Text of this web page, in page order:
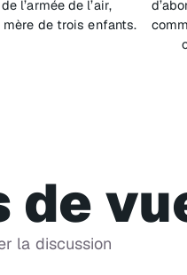
l’armée de l’air,
de trois enfants.
de
la discussion